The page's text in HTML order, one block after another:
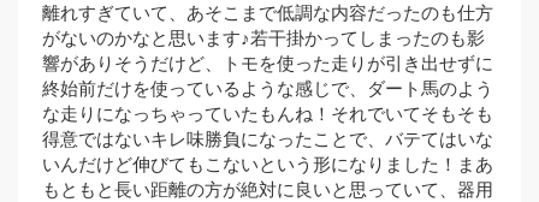
離れすぎていて、あそこまで低調な内容だったのも仕方
がないのかなと思います♪若干掛かってしまったのも影
響がありそうだけど、トモを使った走りが引き出せずに
終始前だけを使っているような感じで、ダート馬のよう
な走りになっちゃっていたもんね！それでいてそもそも
得意ではないキレ味勝負になったことで、バテてはいな
いんだけど伸びてもこないという形になりました！まあ
もともと長い距離の方が絶対に良いと思っていて、器用